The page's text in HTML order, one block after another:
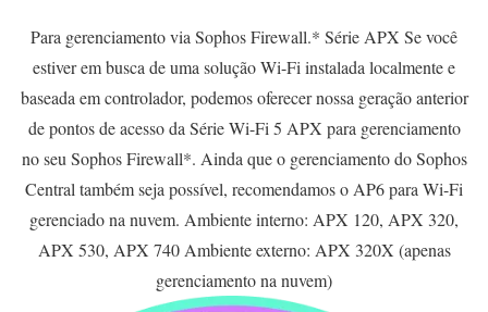
Para gerenciamento via Sophos Firewall.* Série APX Se você
estiver em busca de uma solução Wi-Fi instalada localmente e
baseada em controlador, podemos oferecer nossa geração anterior
de pontos de acesso da Série Wi-Fi 5 APX para gerenciamento
no seu Sophos Firewall*. Ainda que o gerenciamento do Sophos
Central também seja possível, recomendamos o AP6 para Wi-Fi
gerenciado na nuvem. Ambiente interno: APX 120, APX 320,
APX 530, APX 740 Ambiente externo: APX 320X (apenas
gerenciamento na nuvem)